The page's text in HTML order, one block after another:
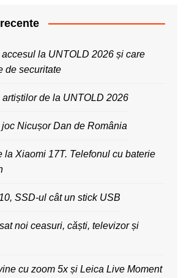
accesul la UNTOLD 2026 și care
de securitate
de la UNTOLD 2026
Nicușor Dan de România
la Xiaomi 17T. Telefonul cu baterie
SSD-ul cât un stick USB
noi ceasuri, căști, televizor și
cu zoom 5x și Leica Live Moment